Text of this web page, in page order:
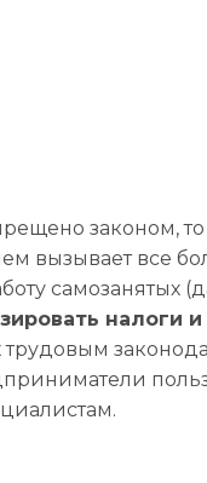
законом,
вызывает все
самозанятых
налоги